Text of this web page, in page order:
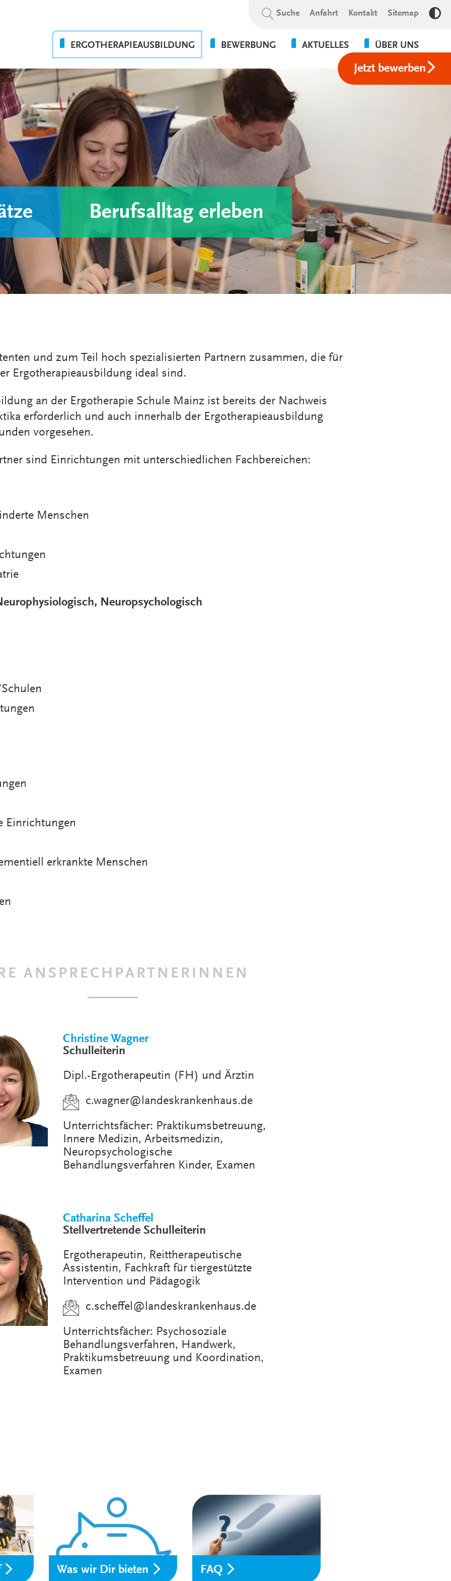
Suchbegriff:
Suche Anfahrt Kontakt Sitemap
ERGOTHERAPIEAUSBILDUNG
AUSBILDUNGSABLAUF
PRAKTIKUMSEINSÄTZE
WAS WIR BIETEN
FAQ
BEWERBUNG AKTUELLES
VERANSTALTUNGEN
GALERIE
ÜBER UNS
Jetzt bewerben
Berufsalltag erleben
und zum Teil hoch spezialisierten Partnern zusammen, die für
Ergotherapieausbildung ideal sind.
an der Ergotherapie Schule Mainz ist bereits der Nachweis
erforderlich und auch innerhalb der Ergotherapieausbildung
vorgesehen.
sind Einrichtungen mit unterschiedlichen Fachbereichen:
Menschen
Neuropsychologisch
Einrichtungen
erkrankte Menschen
ANSPRECHPARTNERINNEN
Christine Wagner
Schulleiterin
Dipl.-Ergotherapeutin (FH) und Ärztin
c.wagner@landeskrankenhaus.de
Unterrichtsfächer: Praktikumsbetreuung,
Innere Medizin, Arbeitsmedizin,
Neuropsychologische
Behandlungsverfahren Kinder, Examen
Catharina Scheffel
Stellvertretende Schulleiterin
Ergotherapeutin, Reittherapeutische
Assistentin, Fachkraft für tiergestützte
Intervention und Pädagogik
c.scheffel@landeskrankenhaus.de
Unterrichtsfächer: Psychosoziale
Behandlungsverfahren, Handwerk,
Praktikumsbetreuung und Koordination,
Examen
Was wir Dir bieten FAQ